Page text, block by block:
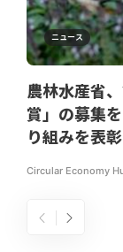
ニュース
農林水産省
賞」の募集
り組みを表彰
Circular Economy